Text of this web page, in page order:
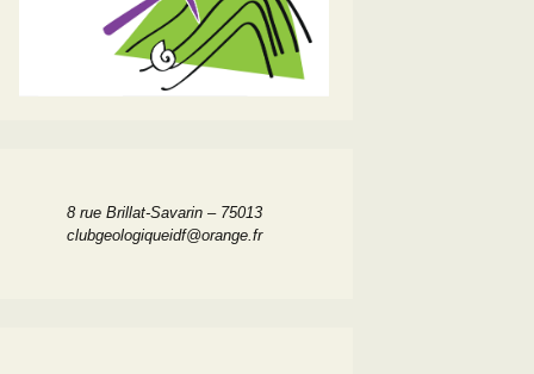
8 rue Brillat-Savarin – 75013
clubgeologiqueidf@orange.fr